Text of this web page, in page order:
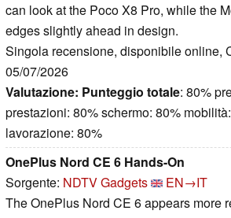
can look at the Poco X8 Pro, while the
edges slightly ahead in design.
Singola recensione, disponibile online,
05/07/2026
Valutazione: Punteggio totale: 80%
prestazioni: 80% schermo: 80%
lavorazione: 80%
OnePlus Nord CE 6 Hands-On
Sorgente: NDTV Gadgets
EN→IT
The OnePlus Nord CE 6 appears more